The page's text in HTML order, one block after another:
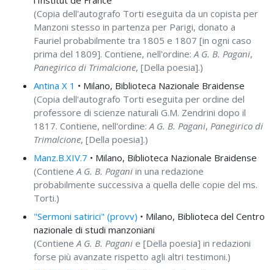
(Copia dell'autografo Torti eseguita da un copista per
Manzoni stesso in partenza per Parigi, donato a
Fauriel probabilmente tra 1805 e 1807 [in ogni caso
prima del 1809]. Contiene, nell'ordine:A G. B. Pagani,
Panegirico di Trimalcione, [Della poesia].)
Antina X 1 • Milano, Biblioteca Nazionale Braidense
(Copia dell'autografo Torti eseguita per ordine del
professore di scienze naturali G.M. Zendrini dopo il
1817. Contiene, nell'ordine:A G. B. Pagani, Panegirico di
Trimalcione, [Della poesia].)
Manz.B.XIV.7 • Milano, Biblioteca Nazionale Braidense
(ContieneA G. B. Pagani in una redazione
probabilmente successiva a quella delle copie del ms.
Torti.)
"Sermoni satirici" (provv) • Milano, Biblioteca del Centro
nazionale di studi manzoniani
(ContieneA G. B. Pagani e [Della poesia] in redazioni
forse più avanzate rispetto agli altri testimoni.)